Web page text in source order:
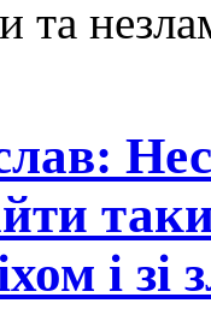
та
і